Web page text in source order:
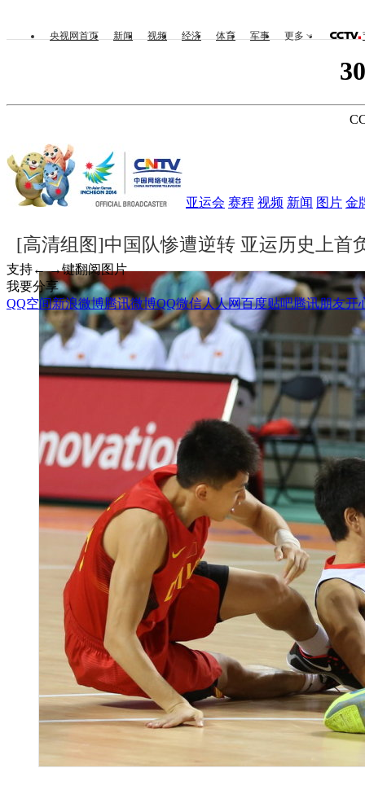
央视网首页 新闻 视频 经济 体育 军事 更多
亚运会 赛程 视频 新闻 图片 金
[高清组图]中国队惨遭逆转 亚运历史上首
支持← →键翻阅图片
我要分享
QQ空间新浪微博腾讯微博QQ微信人人网百度贴吧腾讯朋友开